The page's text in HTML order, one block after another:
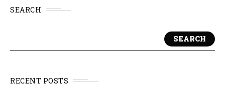
SEARCH
SEARCH
RECENT POSTS